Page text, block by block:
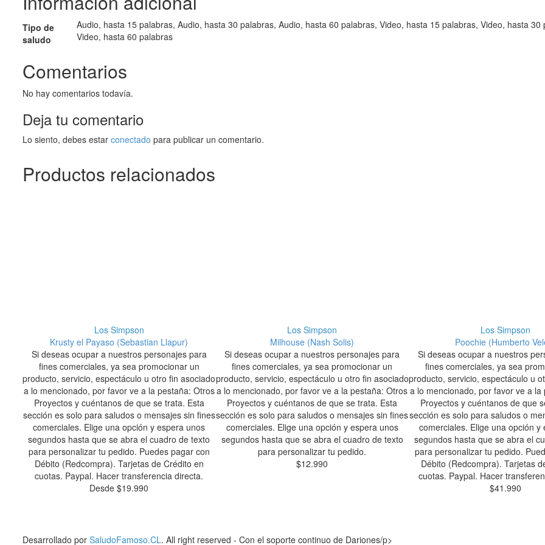
Tipo de
saludo
Audio, hasta 15 palabras, Audio, hasta 30 palabras, Audio, hasta 60 palabras, Video, hasta 15 palabras, Video, hasta 30
Video, hasta 60 palabras
Comentarios
No hay comentarios todavía.
Deja tu comentario
Lo siento, debes estar conectado para publicar un comentario.
Productos relacionados
Los Simpson
Krusty el Payaso (Sebastian Llapur)
Si deseas ocupar a nuestros personajes para
fines comerciales, ya sea promocionar un
producto, servicio, espectáculo u otro fin asociado
a lo mencionado, por favor ve a la pestaña: Otros
Proyectos y cuéntanos de que se trata. Esta
sección es solo para saludos o mensajes sin fines
comerciales. Elige una opción y espera unos
segundos hasta que se abra el cuadro de texto
para personalizar tu pedido. Puedes pagar con
Débito (Redcompra). Tarjetas de Crédito en
cuotas. Paypal. Hacer transferencia directa.
Desde$19.990
Los Simpson
Milhouse (Nash Solis)
Si deseas ocupar a nuestros personajes para
fines comerciales, ya sea promocionar un
producto, servicio, espectáculo u otro fin asociado
a lo mencionado, por favor ve a la pestaña: Otros
Proyectos y cuéntanos de que se trata. Esta
sección es solo para saludos o mensajes sin fines
comerciales. Elige una opción y espera unos
segundos hasta que se abra el cuadro de texto
para personalizar tu pedido.
$12.990
Los Simpson
Poochie (Humberto
Si deseas ocupar a nuestros
fines comerciales, ya sea
producto, servicio, espectáculo u
a lo mencionado, por favor ve a la
Proyectos y cuéntanos de que
sección es solo para saludos o
comerciales. Elige una opción y
segundos hasta que se abra el
para personalizar tu pedido.
Débito (Redcompra). Tarjetas
cuotas. Paypal. Hacer
$41.990
Desarrollado por SaludoFamoso.CL. All right reserved - Con el soporte continuo de Dariones/p>